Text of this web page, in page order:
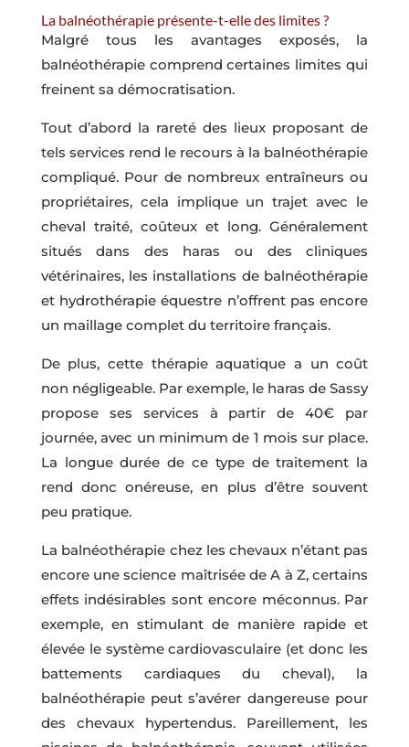
La balnéothérapie présente-t-elle des limites ?
Malgré tous les avantages exposés, la
balnéothérapie comprend certaines limites qui
freinent sa démocratisation.
Tout d’abord la rareté des lieux proposant de
tels services rend le recours à la balnéothérapie
compliqué. Pour de nombreux entraîneurs ou
propriétaires, cela implique un trajet avec le
cheval traité, coûteux et long. Généralement
situés dans des haras ou des cliniques
vétérinaires, les installations de balnéothérapie
et hydrothérapie équestre n’offrent pas encore
un maillage complet du territoire français.
De plus, cette thérapie aquatique a un coût
non négligeable. Par exemple, le haras de Sassy
propose ses services à partir de 40€ par
journée, avec un minimum de 1 mois sur place.
La longue durée de ce type de traitement la
rend donc onéreuse, en plus d’être souvent
peu pratique.
La balnéothérapie chez les chevaux n’étant pas
encore une science maîtrisée de A à Z, certains
effets indésirables sont encore méconnus. Par
exemple, en stimulant de manière rapide et
élevée le système cardiovasculaire (et donc les
battements cardiaques du cheval), la
balnéothérapie peut s’avérer dangereuse pour
des chevaux hypertendus. Pareillement, les